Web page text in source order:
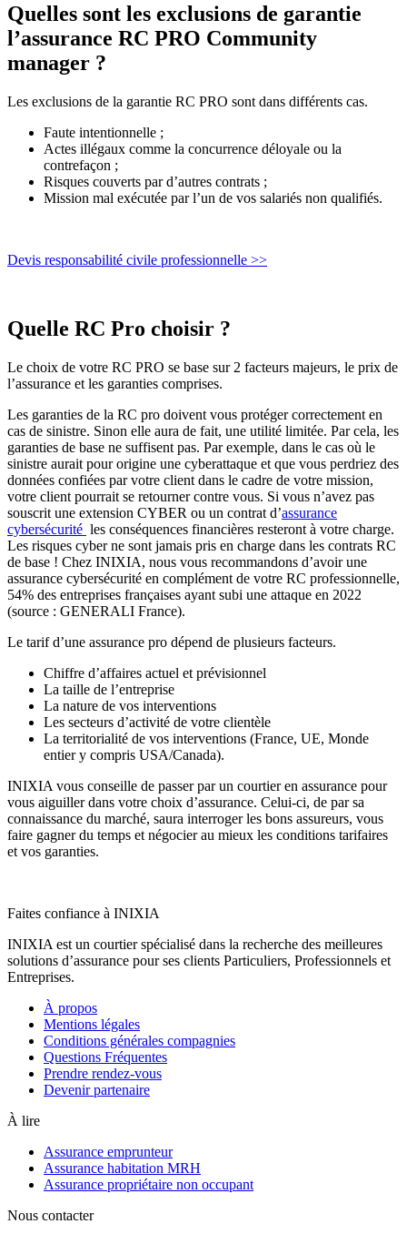
Quelles sont les exclusions de garantie
l’assurance RC PRO Community
manager ?
Les exclusions de la garantie RC PRO sont dans différents cas.
Faute intentionnelle ;
Actes illégaux comme la concurrence déloyale ou la
contrefaçon ;
Risques couverts par d’autres contrats ;
Mission mal exécutée par l’un de vos salariés non qualifiés.
Devis responsabilité civile professionnelle >>
Quelle RC Pro choisir ?
Le choix de votre RC PRO se base sur 2 facteurs majeurs, le prix de
l’assurance et les garanties comprises.
Les garanties de la RC pro doivent vous protéger correctement en
cas de sinistre. Sinon elle aura de fait, une utilité limitée. Par cela, les
garanties de base ne suffisent pas. Par exemple, dans le cas où le
sinistre aurait pour origine une cyberattaque et que vous perdriez des
données confiées par votre client dans le cadre de votre mission,
votre client pourrait se retourner contre vous. Si vous n’avez pas
souscrit une extension CYBER ou un contrat d’assurance
cybersécurité les conséquences financières resteront à votre charge.
Les risques cyber ne sont jamais pris en charge dans les contrats RC
de base ! Chez INIXIA, nous vous recommandons d’avoir une
assurance cybersécurité en complément de votre RC professionnelle,
54% des entreprises françaises ayant subi une attaque en 2022
(source : GENERALI France).
Le tarif d’une assurance pro dépend de plusieurs facteurs.
Chiffre d’affaires actuel et prévisionnel
La taille de l’entreprise
La nature de vos interventions
Les secteurs d’activité de votre clientèle
La territorialité de vos interventions (France, UE, Monde
entier y compris USA/Canada).
INIXIA vous conseille de passer par un courtier en assurance pour
vous aiguiller dans votre choix d’assurance. Celui-ci, de par sa
connaissance du marché, saura interroger les bons assureurs, vous
faire gagner du temps et négocier au mieux les conditions tarifaires
et vos garanties.
Faites confiance à INIXIA
INIXIA est un courtier spécialisé dans la recherche des meilleures
solutions d’assurance pour ses clients Particuliers, Professionnels et
Entreprises.
À propos
Mentions légales
Conditions générales compagnies
Questions Fréquentes
Prendre rendez-vous
Devenir partenaire
À lire
Assurance emprunteur
Assurance habitation MRH
Assurance propriétaire non occupant
Nous contacter